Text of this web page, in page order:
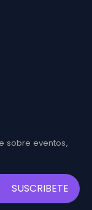
sobre eventos,